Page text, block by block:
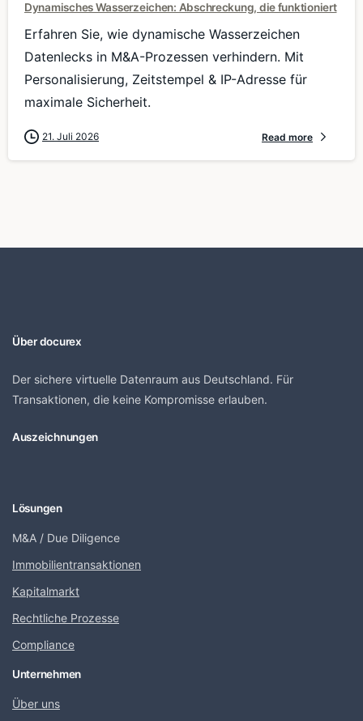
Dynamisches Wasserzeichen: Abschreckung, die funktioniert
Erfahren Sie, wie dynamische Wasserzeichen
Datenlecks in M&A-Prozessen verhindern. Mit
Personalisierung, Zeitstempel & IP-Adresse für
maximale Sicherheit.
21. Juli 2026 Read more
Über docurex
Der sichere virtuelle Datenraum aus Deutschland. Für
Transaktionen, die keine Kompromisse erlauben.
Auszeichnungen
Lösungen
M&A / Due Diligence
Immobilientransaktionen
Kapitalmarkt
Rechtliche Prozesse
Compliance
Unternehmen
Über uns